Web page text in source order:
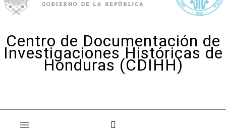
Centro de Documentación de
Investigaciones Históricas de
Honduras (CDIHH)